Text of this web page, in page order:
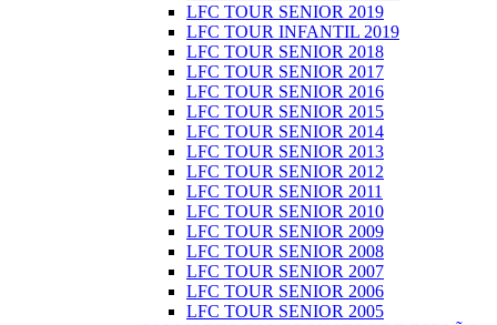
LFC TOUR SENIOR 2019
LFC TOUR INFANTIL 2019
LFC TOUR SENIOR 2018
LFC TOUR SENIOR 2017
LFC TOUR SENIOR 2016
LFC TOUR SENIOR 2015
LFC TOUR SENIOR 2014
LFC TOUR SENIOR 2013
LFC TOUR SENIOR 2012
LFC TOUR SENIOR 2011
LFC TOUR SENIOR 2010
LFC TOUR SENIOR 2009
LFC TOUR SENIOR 2008
LFC TOUR SENIOR 2007
LFC TOUR SENIOR 2006
LFC TOUR SENIOR 2005